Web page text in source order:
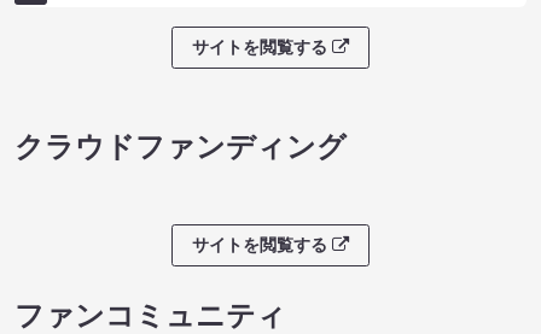
サイトを閲覧する
クラウドファンディング
サイトを閲覧する
ファンコミュニティ